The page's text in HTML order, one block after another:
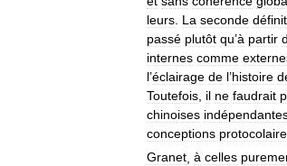
leurs La seconde
passé plutôt qu’à partir
internes comme
l’éclairage de l’histoire
Toutefois il ne faudrait
chinoises
conceptions
Granet à celles